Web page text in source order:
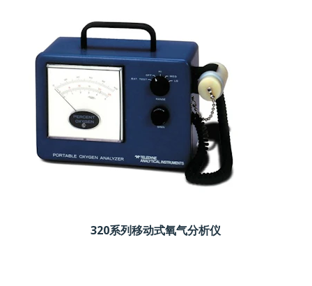
320系列移动式氧气分析仪